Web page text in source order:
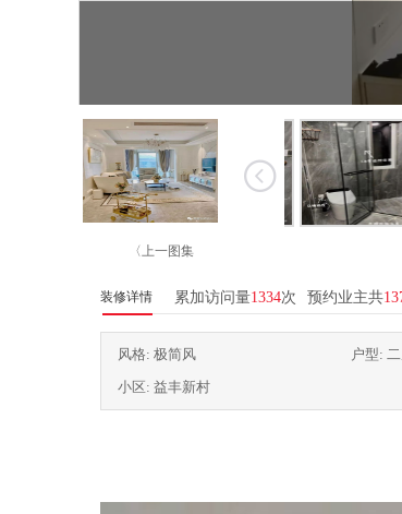
〈上一图集
装修详情 累加访问量1334次 预约业主共
风格: 极简风 户型:
小区: 益丰新村